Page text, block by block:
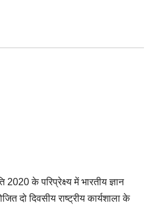
2020 के परिप्रेक्ष्य में भारतीय ज्ञान
दो दिवसीय राष्ट्रीय कार्यशाला के